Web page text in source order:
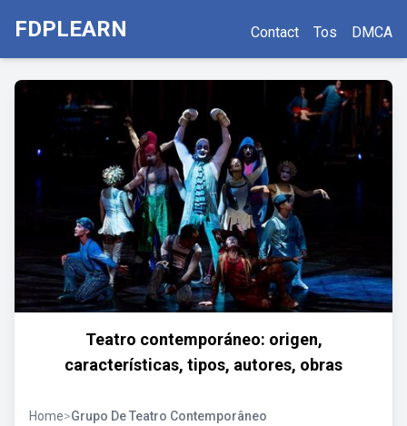
FDPLEARN Contact Tos DMCA
Teatro contemporáneo: origen,
características, tipos, autores, obras
Home>Grupo De Teatro Contemporâneo